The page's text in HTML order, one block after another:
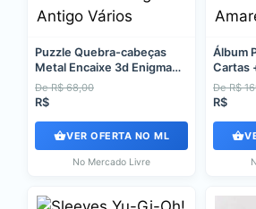
Puzzle Quebra-cabeças
Metal Encaixe 3d Enigma
Antigo Vários
De R$ 68,00
R$
VER OFERTA NO ML
No Mercado Livre
Álbum
Cartas
De R$
R$